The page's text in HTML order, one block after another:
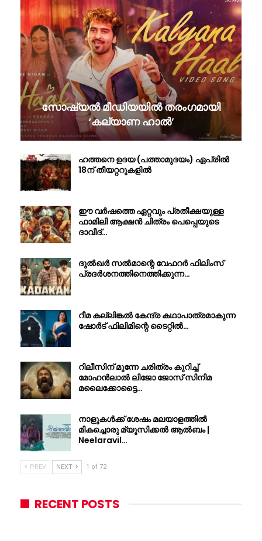
സോഷ്യൽ മീഡിയയിൽ തരംഗമായി
‘കല്യാണ ഹാൽ’
ഹത്തനെ ഉദയ (പത്താമുദയം) ഏപ്രിൽ
18ന് തീയറ്ററുകളിൽ
ഈ വർഷത്തെ ഏറ്റവും പ്രതീക്ഷയുള്ള
ഫാമിലി ആക്ഷൻ ചിത്രം പെപ്പെയുടെ
ദാവീദ്…
ദുൽഖർ സൽമാന്റെ വേഫറർ ഫിലിംസ്
പ്രദർശനത്തിനെത്തിക്കുന്ന…
റീമ കല്ലിങ്കൽ കേന്ദ്ര കഥാപാത്രമാകുന്ന
ഷോർട് ഫിലിമിന്റെ ടൈറ്റിൽ…
റിലീസിന് മുന്നേ ചരിത്രം കുറിച്ച്
മോഹൻലാൽ ലിജോ ജോസ് സിനിമ
മലൈക്കോട്ടൈ…
നാളുകൾക്ക് ശേഷം മലയാളത്തിൽ
മികച്ചൊരു മ്യൂസിക്കൽ ആൽബം |
Neelaravil…
PREV NEXT 1 of 72
RECENT POSTS